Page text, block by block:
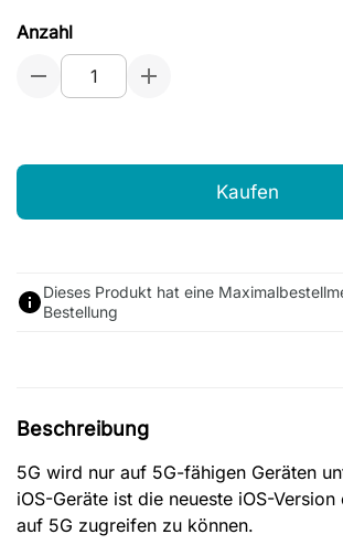
Anzahl
Kaufen
Dieses Produkt hat eine
Bestellung
Beschreibung
5G wird nur auf 5G-fähigen Geräten
iOS-Geräte ist die neueste iOS-
auf 5G zugreifen zu können.